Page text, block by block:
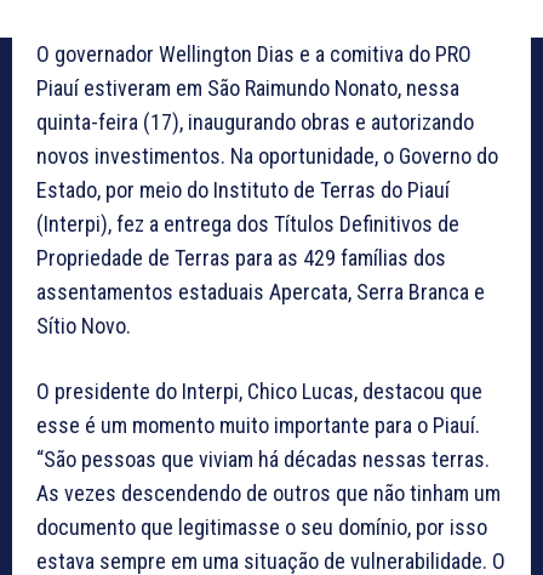
O governador Wellington Dias e a comitiva do PRO
Piauí estiveram em São Raimundo Nonato, nessa
quinta-feira (17), inaugurando obras e autorizando
novos investimentos. Na oportunidade, o Governo do
Estado, por meio do Instituto de Terras do Piauí
(Interpi), fez a entrega dos Títulos Definitivos de
Propriedade de Terras para as 429 famílias dos
assentamentos estaduais Apercata, Serra Branca e
Sítio Novo.
O presidente do Interpi, Chico Lucas, destacou que
esse é um momento muito importante para o Piauí.
“São pessoas que viviam há décadas nessas terras.
As vezes descendendo de outros que não tinham um
documento que legitimasse o seu domínio, por isso
estava sempre em uma situação de vulnerabilidade. O